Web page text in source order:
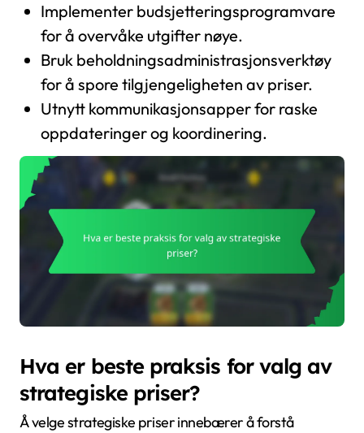
Implementer budsjetteringsprogramvare
for å overvåke utgifter nøye.
Bruk beholdningsadministrasjonsverktøy
for å spore tilgjengeligheten av priser.
Utnytt kommunikasjonsapper for raske
oppdateringer og koordinering.
Hva er beste praksis for valg av
strategiske priser?
Å velge strategiske priser innebærer å forstå